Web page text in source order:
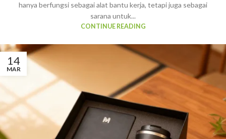
hanya berfungsi sebagai alat bantu kerja, tetapi juga sebagai
sarana untuk...
CONTINUE READING
14
MAR